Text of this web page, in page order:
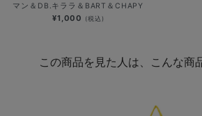
マン＆DB.キララ＆BART＆CHAPY
¥1,000 (税込)
この商品を見た人は、こんな商